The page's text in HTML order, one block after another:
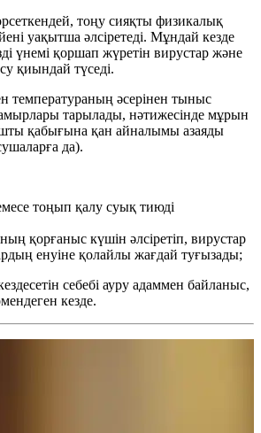
тоңу сияқты физикалық
уақытша әлсіретеді. Мұндай кезде
үнемі қоршап жүретін вирустар және
қиындай түседі.
температураның әсерінен тыныс
тарылады, нәтижесінде мұрын
қабығына қан айналымы азаяды
да).
тоңып қалу суық тиюді
қорғаныс күшін әлсіретіп, вирустар
енуіне қолайлы жағдай туғызады;
себебі ауру адаммен байланыс,
кезде.